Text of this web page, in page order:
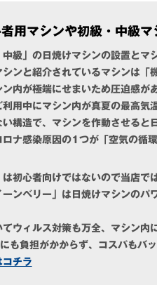
用マシンや初級・中級
級」の日焼けマシンの設置とマ
ンと紹介されているマシンは
内が極端にせまいため圧迫感
用中にマシン内が真夏の最高気
構造で、マシンを作動させる
ナ感染原因の1つが「空気の循
は初心者向けではないので当店
ンベリー」は日焼けマシンの
ウィルス対策も万全、マシン
も負担がかからず、コスパもバ
チラ